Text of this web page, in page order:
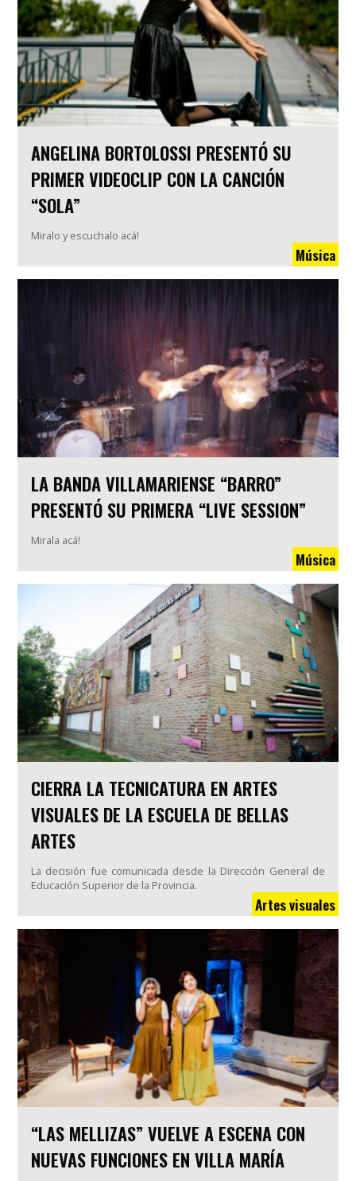
ANGELINA BORTOLOSSI PRESENTÓ SU
PRIMER VIDEOCLIP CON LA CANCIÓN
“SOLA”
Miralo y escuchalo acá!
Música
LA BANDA VILLAMARIENSE “BARRO”
PRESENTÓ SU PRIMERA “LIVE SESSION”
Mirala acá!
Música
CIERRA LA TECNICATURA EN ARTES
VISUALES DE LA ESCUELA DE BELLAS
ARTES
La decisión fue comunicada desde la Dirección General de
Educación Superior de la Provincia.
Artes visuales
“LAS MELLIZAS” VUELVE A ESCENA CON
NUEVAS FUNCIONES EN VILLA MARÍA